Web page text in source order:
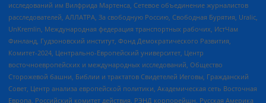
исследований им Вилфрида Мартенса, Сетевое объединение журналистов
расследователей, АЛЛАТРА, За свободную Россию, Свободная Бурятия, Uralic,
UnKremlin, Международная федерация транспортных рабочих, ИстЧам
Финланд, Гудзоновский институт, Фонд Демократического Развития,
Комитет-2024, Центрально-Европейский университет, Центр
восточноевропейских и международных исследований, Общество
Сторожевой башни, Библии и трактатов Свидетелей Иеговы, Гражданский
Совет, Центр анализа европейской политики, Академическая сеть Восточная
Европа, Российский комитет действия, РЭНД корпорейшн, Русская Америка